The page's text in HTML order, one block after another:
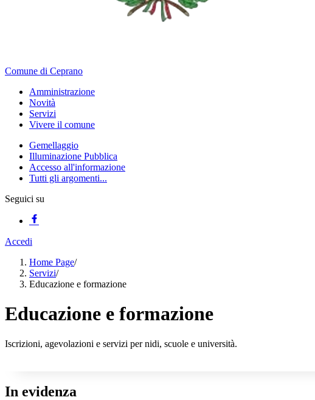
Comune di Ceprano
Amministrazione
Novità
Servizi
Vivere il comune
Gemellaggio
Illuminazione Pubblica
Accesso all'informazione
Tutti gli argomenti...
Seguici su
Accedi
Home Page/
Servizi/
Educazione e formazione
Educazione e formazione
Iscrizioni, agevolazioni e servizi per nidi, scuole e università.
In evidenza